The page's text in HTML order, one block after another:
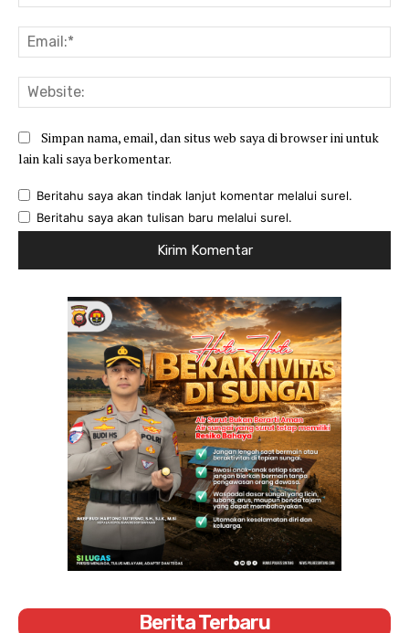
Simpan nama, email, dan situs web saya di browser ini untuk
lain kali saya berkomentar.
Beritahu saya akan tindak lanjut komentar melalui surel.
Beritahu saya akan tulisan baru melalui surel.
Berita Terbaru